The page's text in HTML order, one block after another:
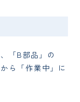
「B部品」の
ら「作業中」に